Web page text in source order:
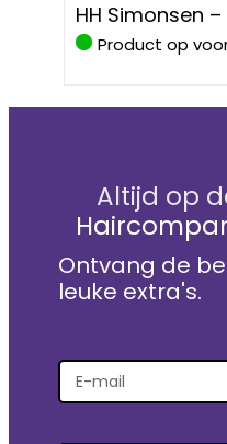
HH Simonsen
Product op
Altijd op
Ontvang de
leuke extra's.